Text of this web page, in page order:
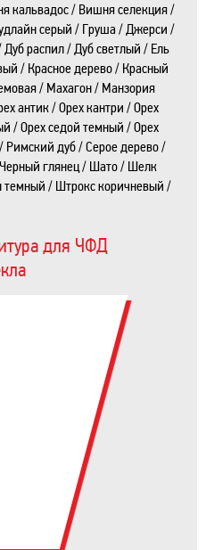
кальвадос / Вишня селекция /
серый / Груша / Джерси /
распил / Дуб светлый / Ель
/ Красное дерево / Красный
/ Махагон / Манзория
антик / Орех кантри / Орех
/ Орех седой темный / Орех
дуб / Серое дерево /
глянец / Шато / Шелк
/ Штрокс коричневый /
для ЧФД